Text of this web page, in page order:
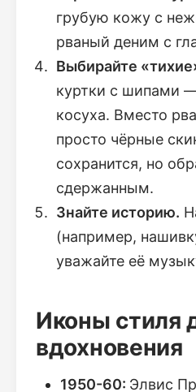
грубую кожу с
рваный деним с
Выбирайте
куртки с шипами
косуха. Вместо
просто чёрные
сохранится, но
сдержанным.
Знайте историю.
(например,
уважайте её
Иконы стиля
вдохновения
1950-60: Элвис